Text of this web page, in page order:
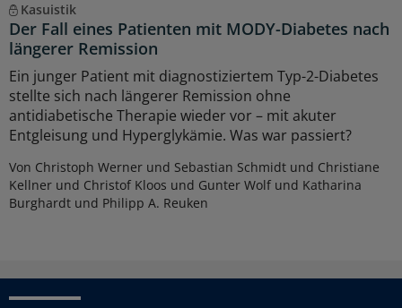
Kasuistik
Der Fall eines Patienten mit MODY-Diabetes nach
längerer Remission
Ein junger Patient mit diagnostiziertem Typ-2-Diabetes
stellte sich nach längerer Remission ohne
antidiabetische Therapie wieder vor – mit akuter
Entgleisung und Hyperglykämie. Was war passiert?
Von Christoph Werner und Sebastian Schmidt und Christiane
Kellner und Christof Kloos und Gunter Wolf und Katharina
Burghardt und Philipp A. Reuken